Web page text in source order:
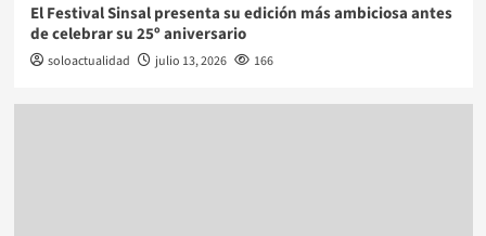
El Festival Sinsal presenta su edición más ambiciosa antes
de celebrar su 25º aniversario
soloactualidad julio 13, 2026 166